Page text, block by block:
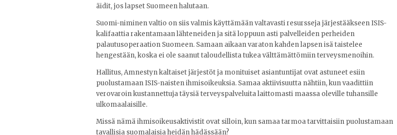
äidit, jos lapset Suomeen halutaan.
Suomi-niminen valtio on siis valmis käyttämään valtavasti resursseja järjestääkseen ISIS-
kalifaattia rakentamaan lähteneiden ja sitä loppuun asti palvelleiden perheiden
palautusoperaation Suomeen. Samaan aikaan varaton kahden lapsen isä taistelee
hengestään, koska ei ole saanut taloudellista tukea välttämättömiin terveysmenoihin.
Hallitus, Amnestyn kaltaiset järjestöt ja monituiset asiantuntijat ovat astuneet esiin
puolustamaan ISIS-naisten ihmisoikeuksia. Samaa aktiivisuutta nähtiin, kun vaadittiin
verovaroin kustannettuja täysiä terveyspalveluita laittomasti maassa oleville tuhansille
ulkomaalaisille.
Missä nämä ihmisoikeusaktivistit ovat silloin, kun samaa tarmoa tarvittaisiin puolustamaan
tavallisia suomalaisia heidän hädässään?